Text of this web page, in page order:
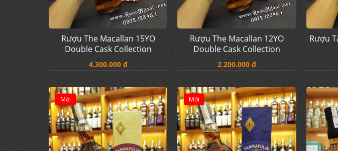
Rượu The Macallan 15YO
Double Cask Collection
4.300.000 đ
Rượu The Macallan 12YO
Double Cask Collection
2.200.000 đ
Rượu
Mới Mới